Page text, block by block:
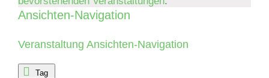
1.
September
2025
Ansichten-Navigation
Veranstaltung Ansichten-Navigation
Tag